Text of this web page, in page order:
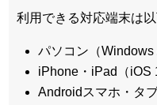
利用できる対応端末は以
パソコン（Windows
iPhone・iPad（iOS
Androidスマホ・タ